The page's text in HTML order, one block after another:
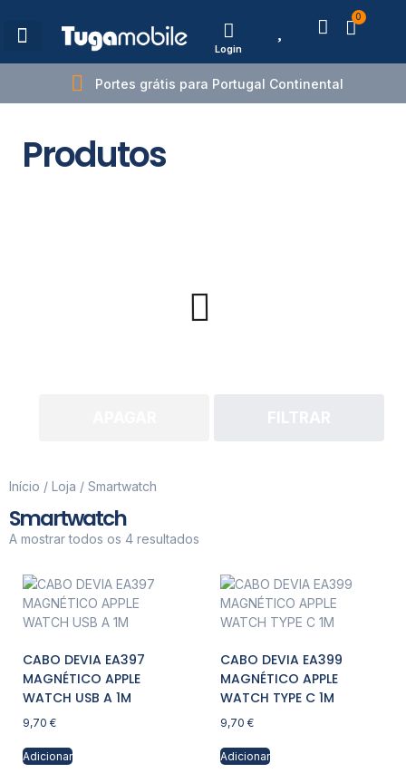
Login
0
Portes grátis para Portugal Continental
Produtos
Início / Loja / Smartwatch
Smartwatch
A mostrar todos os 4 resultados
CABO DEVIA EA397
MAGNÉTICO APPLE
WATCH USB A 1M
9,70 €
Adicionar
CABO DEVIA EA399
MAGNÉTICO APPLE
WATCH TYPE C 1M
9,70 €
Adicionar